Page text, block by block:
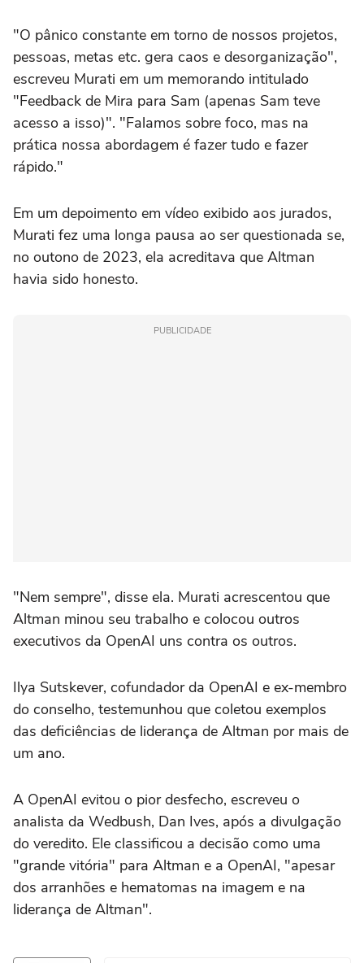
"O pânico constante em torno de nossos projetos,
pessoas, metas etc. gera caos e desorganização",
escreveu Murati em um memorando intitulado
"Feedback de Mira para Sam (apenas Sam teve
acesso a isso)". "Falamos sobre foco, mas na
prática nossa abordagem é fazer tudo e fazer
rápido."
Em um depoimento em vídeo exibido aos jurados,
Murati fez uma longa pausa ao ser questionada se,
no outono de 2023, ela acreditava que Altman
havia sido honesto.
PUBLICIDADE
"Nem sempre", disse ela. Murati acrescentou que
Altman minou seu trabalho e colocou outros
executivos da OpenAI uns contra os outros.
Ilya Sutskever, cofundador da OpenAI e ex-membro
do conselho, testemunhou que coletou exemplos
das deficiências de liderança de Altman por mais de
um ano.
A OpenAI evitou o pior desfecho, escreveu o
analista da Wedbush, Dan Ives, após a divulgação
do veredito. Ele classificou a decisão como uma
"grande vitória" para Altman e a OpenAI, "apesar
dos arranhões e hematomas na imagem e na
liderança de Altman".